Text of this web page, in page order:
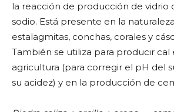
la reacción de producción de vidrio
sodio. Está presente en la
estalagmitas, conchas, corales y
También se utiliza para producir cal
agricultura (para corregir el pH del
su acidez) y en la producción de